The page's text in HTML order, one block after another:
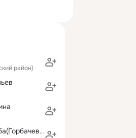
район)
Марина Cтульба(Горбачева)